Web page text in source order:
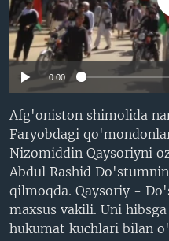
VIDEO
XABARLAR SURATLARDA
ODNOKLASSNIKI
TELEGRAM
TWITTER
0:00
Afg'oniston shimolida
Faryobdagi
Nizomiddin Qaysoriyni
Abdul Rashid
qilmoqda. Qaysoriy -
maxsus vakili. Uni
hukumat kuchlari bilan